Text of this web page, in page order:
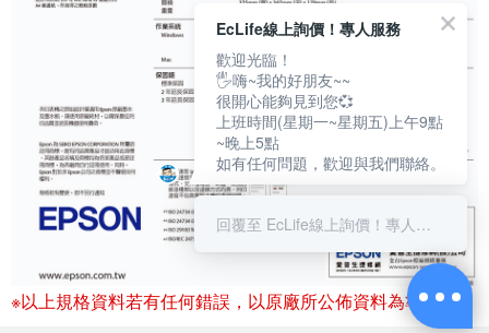
※以上規格資料若有任何錯誤，以原廠所公佈資料為準。
EcLife線上詢價！專人服務
歡迎光臨！
🖐嗨~我的好朋友~~
很開心能夠見到您💞
上班時間(星期一~星期五)上午9點
~晚上5點
如有任何問題，歡迎與我們聯絡。
回覆至 EcLife線上詢價！專人服務